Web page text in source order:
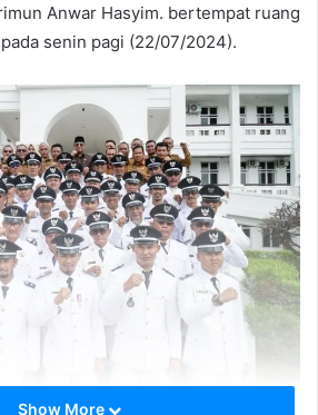
Anwar Hasyim. bertempat ruang
senin pagi (22/07/2024).
Karimun resmi dikukuhkan
Show More